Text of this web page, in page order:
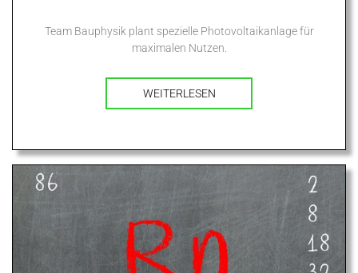
Team Bauphysik plant spezielle Photovoltaikanlage für
maximalen Nutzen.
WEITERLESEN